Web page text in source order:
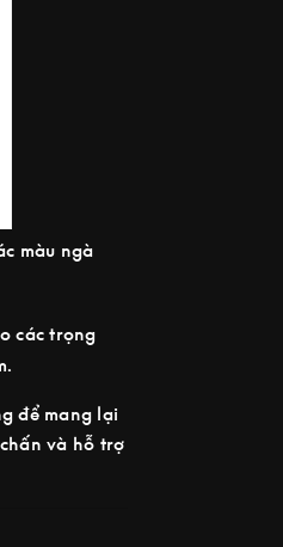
màu ngà
các trọng
để mang lại
và hỗ trợ